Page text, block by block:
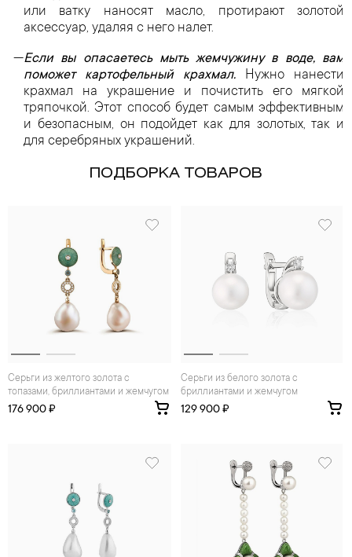
или ватку наносят масло, протирают золотой
аксессуар, удаляя с него налет.
Если вы опасаетесь мыть жемчужину в воде, вам
поможет картофельный крахмал. Нужно нанести
крахмал на украшение и почистить его мягкой
тряпочкой. Этот способ будет самым эффективным
и безопасным, он подойдет как для золотых, так и
для серебряных украшений.
ПОДБОРКА ТОВАРОВ
Серьги из желтого золота с
топазами, бриллиантами и жемчугом
176 900 ₽
Серьги из белого золота с
бриллиантами и жемчугом
129 900 ₽